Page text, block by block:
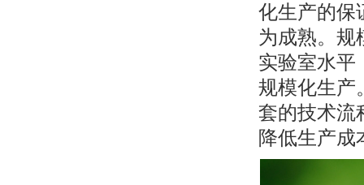
化生产的保
为成熟。规
实验室水平
规模化生产
套的技术流
降低生产成